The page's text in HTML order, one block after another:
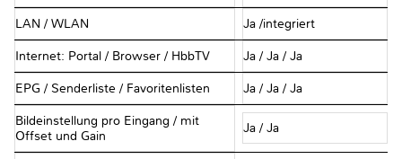
LAN / WLAN Ja /integriert
Internet: Portal / Browser / HbbTV Ja / Ja / Ja
EPG / Senderliste / Favoritenlisten Ja / Ja / Ja
Bildeinstellung pro Eingang / mit
Offset und Gain
Ja / Ja